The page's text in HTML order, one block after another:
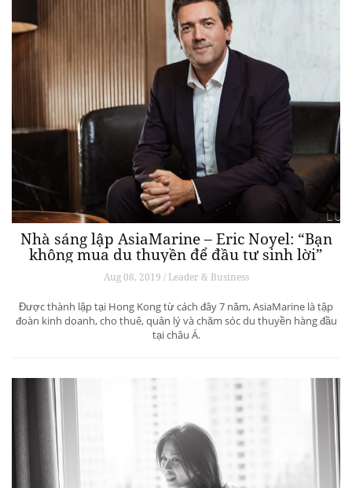
Nhà sáng lập AsiaMarine – Eric Noyel: “Bạn
không mua du thuyền để đầu tư sinh lời”
Aug 08, 2019 / Leader & Business
Được thành lập tại Hong Kong từ cách đây 7 năm, AsiaMarine là tập
đoàn kinh doanh, cho thuê, quản lý và chăm sóc du thuyền hàng đầu
tại châu Á.